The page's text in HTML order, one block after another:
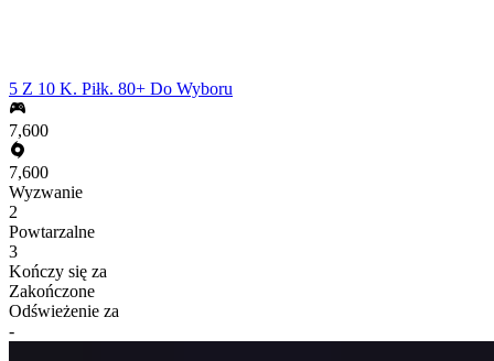
5 Z 10 K. Piłk. 80+ Do Wyboru
7,600
7,600
Wyzwanie
2
Powtarzalne
3
Kończy się za
Zakończone
Odświeżenie za
-